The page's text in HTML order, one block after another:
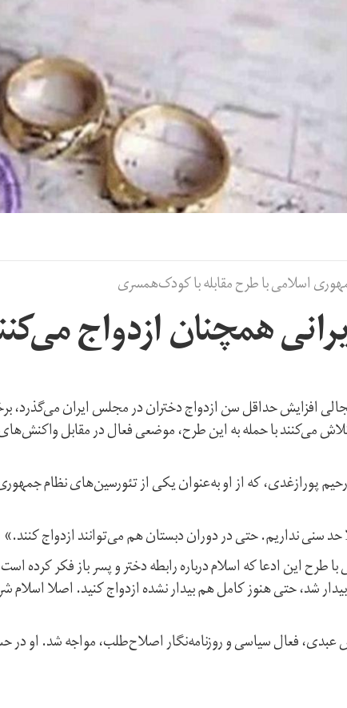
اسلامی با طرح مقابله با کودک‌‌همسری
همچنان ازدواج
افزایش حداقل سن ازدواج دختران در مجلس ایران می‌گذرد،
می‌کنند با حمله به این طرح، موضعی فعال در مقابل واکنش‌های
پور‌ازغدی، که از او به‌عنوان یکی از تئورسین‌های نظام
حد سنی نداریم. حتی در دوران دبستان هم می‌توانند ازدواج کنند.»
طرح این ادعا که اسلام درباره رابطه دختر و پسر باز فکر کرده
شد، حتی هنوز کامل هم بیدار نشده ازدواج کنید. اصلا اسلام
فعال سیاسی و روزنامه‌نگار اصلاح‌طلب، مواجه شد. او در